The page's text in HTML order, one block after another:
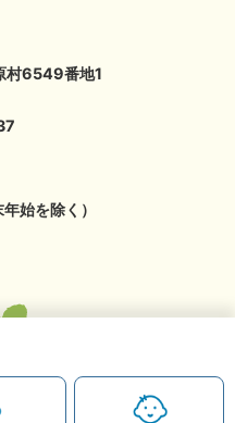
村6549番地1
始を除く）